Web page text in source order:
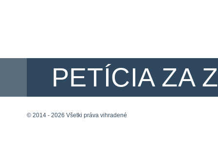
PETÍCIA ZA
© 2014 - 2026 Všetki práva vihradené